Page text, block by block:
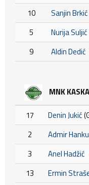
10
Sanjin Brkić
5
Nurija Suljić
9
Aldin Dedić
MNK
17 Denin Jukić
2
Admir
3
Anel Hadžić
13 Ermin